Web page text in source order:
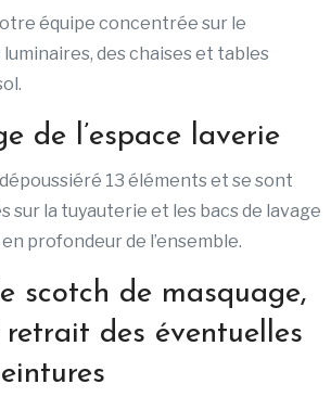
équipe concentrée sur le
des chaises et tables
de l’espace laverie
13 éléments et se sont
sur la tuyauterie et les bacs de lavage
profondeur de l’ensemble.
scotch de masquage,
des éventuelles